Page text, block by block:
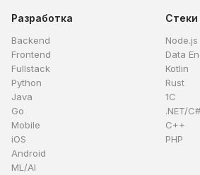
Разработка
Backend
Frontend
Fullstack
Python
Java
Go
Mobile
iOS
Android
ML/AI
Стеки
Node.js
Data
Kotlin
Rust
1C
.NET/C#
C++
PHP